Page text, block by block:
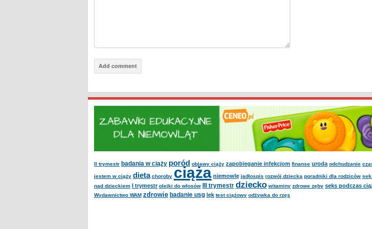
II trymestr badania w ciąży poród objawy ciąży zapobieganie infekcjom finanse uroda odchudzanie
jestem w ciąży dieta choroby ciąża niemowlę jadłospis rozwój dziecka poradniki dla rodziców
nad dzieckiem I trymestr olejki do włosów III trymestr dziecko witaminy zdrowe zęby seks podczas
Wydawnictwo WAM zdrowie badanie usg lęk test ciążowy odżywka do rzęs